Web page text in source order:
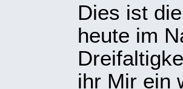
Dies ist
heute im
ihr Mir ein